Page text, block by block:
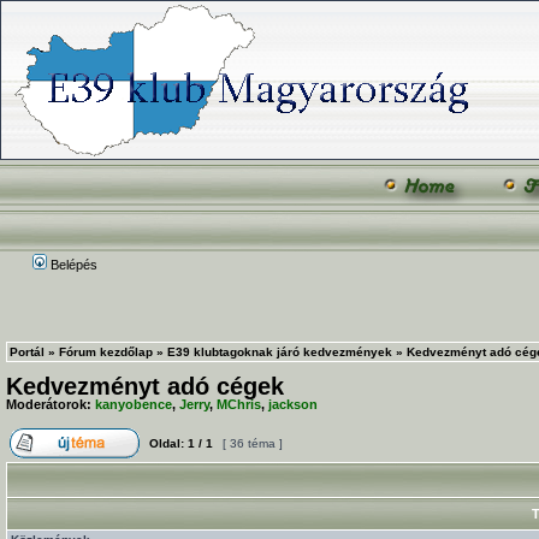
Belépés
Portál » Fórum kezdőlap » E39 klubtagoknak járó kedvezmények » Kedvezményt adó
Kedvezményt adó cégek
Moderátorok: kanyobence, Jerry, MChris, jackson
Oldal: 1 / 1 [ 36 téma ]